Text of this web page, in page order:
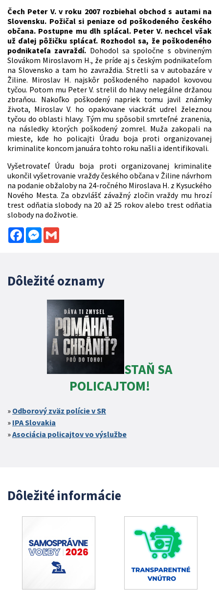
Čech Peter V. v roku 2007 rozbiehal obchod s autami na
Slovensku. Požičal si peniaze od poškodeného českého
občana. Postupne mu dlh splácal. Peter V. nechcel však
už ďalej pôžičku splácať. Rozhodol sa, že poškodeného
podnikateľa zavraždí. Dohodol sa spoločne s obvineným
Slovákom Miroslavom H., že príde aj s českým podnikateľom
na Slovensko a tam ho zavraždia. Stretli sa v autobazáre v
Žiline. Miroslav H. najskôr poškodeného napadol kovovou
tyčou. Potom mu Peter V. strelil do hlavy nelegálne držanou
zbraňou. Nakoľko poškodený napriek tomu javil známky
života, Miroslav V. ho opakovane viackrát udrel železnou
tyčou do oblasti hlavy. Tým mu spôsobil smrteľné zranenia,
na následky ktorých poškodený zomrel. Muža zakopali na
mieste, kde ho policajti Úradu boja proti organizovanej
kriminalite koncom januára tohto roku našli a identifikovali.
Vyšetrovateľ Úradu boja proti organizovanej kriminalite
ukončil vyšetrovanie vraždy českého občana v Žiline návrhom
na podanie obžaloby na 24-ročného Miroslava H. z Kysuckého
Nového Mesta. Za obzvlášť závažný zločin vraždy mu hrozí
trest odňatia slobody na 20 až 25 rokov alebo trest odňatia
slobody na doživotie.
FacebookMessenger
Dôležité oznamy
STAŇ SA
POLICAJTOM!
Odborový zväz polície v SR
IPA Slovakia
Asociácia policajtov vo výslužbe
Dôležité informácie